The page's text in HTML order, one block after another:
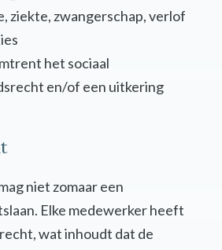
ziekte, zwangerschap, verlof
het sociaal
en/of een uitkering
niet zomaar een
Elke medewerker heeft
wat inhoudt dat de